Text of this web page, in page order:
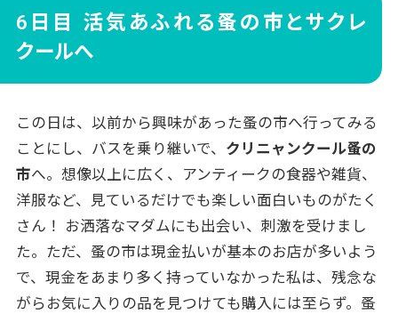
6日目 活気あふれる蚤の市とサクレ
クールへ
この日は、以前から興味があった蚤の市へ行ってみる
ことにし、バスを乗り継いで、 クリニャンクール蚤の
市へ。想像以上に広く、アンティークの食器や雑貨、
洋服など、見ているだけでも楽しい面白いものがたく
さん！ お洒落なマダムにも出会い、刺激を受けまし
た。ただ、蚤の市は現金払いが基本のお店が多いよう
で、現金をあまり多く持っていなかった私は、残念な
がらお気に入りの品を見つけても購入には至らず。蚤